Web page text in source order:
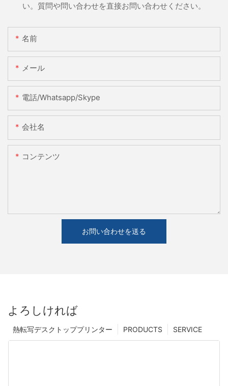
い。質問や問い合わせを直接お問い合わせください。
名前
メール
電話/whatsapp/skype
会社名
コンテンツ
お問い合わせを送る
よろしければ
SERVICE
PRODUCTS
熱転写デスクトッププリンター